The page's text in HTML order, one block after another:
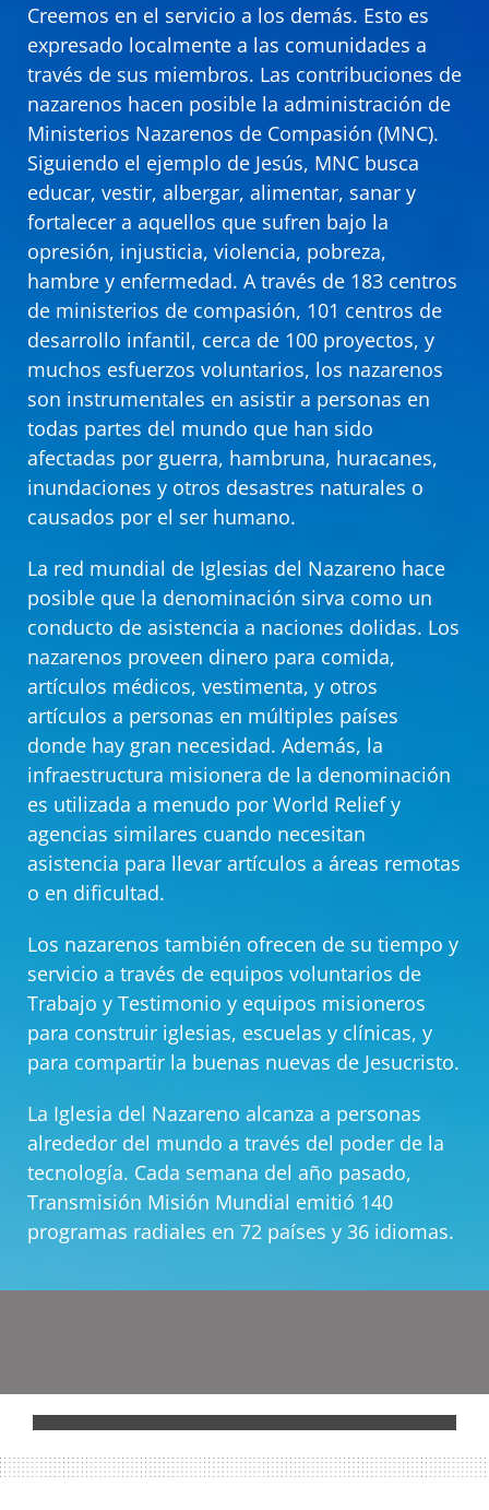
Creemos en el servicio a los demás. Esto es
expresado localmente a las comunidades a
través de sus miembros. Las contribuciones de
nazarenos hacen posible la administración de
Ministerios Nazarenos de Compasión (MNC).
Siguiendo el ejemplo de Jesús, MNC busca
educar, vestir, albergar, alimentar, sanar y
fortalecer a aquellos que sufren bajo la
opresión, injusticia, violencia, pobreza,
hambre y enfermedad. A través de 183 centros
de ministerios de compasión, 101 centros de
desarrollo infantil, cerca de 100 proyectos, y
muchos esfuerzos voluntarios, los nazarenos
son instrumentales en asistir a personas en
todas partes del mundo que han sido
afectadas por guerra, hambruna, huracanes,
inundaciones y otros desastres naturales o
causados por el ser humano.
La red mundial de Iglesias del Nazareno hace
posible que la denominación sirva como un
conducto de asistencia a naciones dolidas. Los
nazarenos proveen dinero para comida,
artículos médicos, vestimenta, y otros
artículos a personas en múltiples países
donde hay gran necesidad. Además, la
infraestructura misionera de la denominación
es utilizada a menudo por World Relief y
agencias similares cuando necesitan
asistencia para llevar artículos a áreas remotas
o en dificultad.
Los nazarenos también ofrecen de su tiempo y
servicio a través de equipos voluntarios de
Trabajo y Testimonio y equipos misioneros
para construir iglesias, escuelas y clínicas, y
para compartir la buenas nuevas de Jesucristo.
La Iglesia del Nazareno alcanza a personas
alrededor del mundo a través del poder de la
tecnología. Cada semana del año pasado,
Transmisión Misión Mundial emitió 140
programas radiales en 72 países y 36 idiomas.